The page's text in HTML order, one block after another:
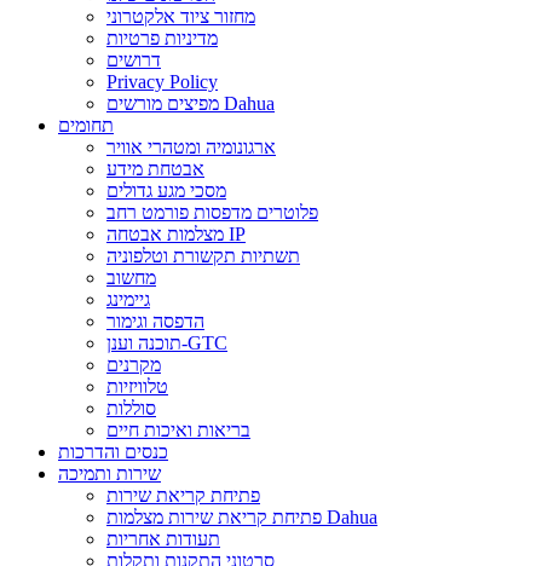
מחזור ציוד אלקטרוני
מדיניות פרטיות
דרושים
Privacy Policy
מפיצים מורשים Dahua
תחומים
ארגונומיה ומטהרי אוויר
אבטחת מידע
מסכי מגע גדולים
פלוטרים מדפסות פורמט רחב
מצלמות אבטחה IP
תשתיות תקשורת וטלפוניה
מחשוב
גיימינג
הדפסה וגימור
תוכנה וענן-GTC
מקרנים
טלוויזיות
סוללות
בריאות ואיכות חיים
כנסים והדרכות
שירות ותמיכה
פתיחת קריאת שירות
פתיחת קריאת שירות מצלמות Dahua
תעודות אחריות
סרטוני התקנות ותקלות